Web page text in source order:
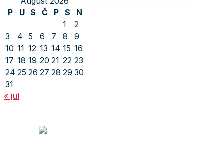
P
U S Č P S
N
1
2
3
4 5 6 7 8
9
10 11 12 13 14 15 16
17 18 19 20 21 22 23
24 25 26 27 28 29 30
31
« jul